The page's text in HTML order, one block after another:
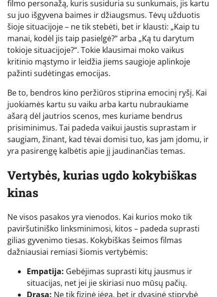
filmo personažą, kuris susiduria su sunkumais, jis kartu
su juo išgyvena baimes ir džiaugsmus. Tėvų užduotis
šioje situacijoje – ne tik stebėti, bet ir klausti: „Kaip tu
manai, kodėl jis taip pasielgė?“ arba „Ką tu darytum
tokioje situacijoje?“. Tokie klausimai moko vaikus
kritinio mąstymo ir leidžia jiems saugioje aplinkoje
pažinti sudėtingas emocijas.
Be to, bendros kino peržiūros stiprina emocinį ryšį. Kai
juokiamės kartu su vaiku arba kartu nubraukiame
ašarą dėl jautrios scenos, mes kuriame bendrus
prisiminimus. Tai padeda vaikui jaustis suprastam ir
saugiam, žinant, kad tėvai domisi tuo, kas jam įdomu, ir
yra pasirengę kalbėtis apie jį jaudinančias temas.
Vertybės, kurias ugdo kokybiškas
kinas
Ne visos pasakos yra vienodos. Kai kurios moko tik
paviršutiniško linksminimosi, kitos – padeda suprasti
gilias gyvenimo tiesas. Kokybiškas šeimos filmas
dažniausiai remiasi šiomis vertybėmis:
Empatija: Gebėjimas suprasti kitų jausmus ir
situacijas, net jei jie skiriasi nuo mūsų pačių.
Drąsa: Ne tik fizinė jėga, bet ir dvasinė stiprybė